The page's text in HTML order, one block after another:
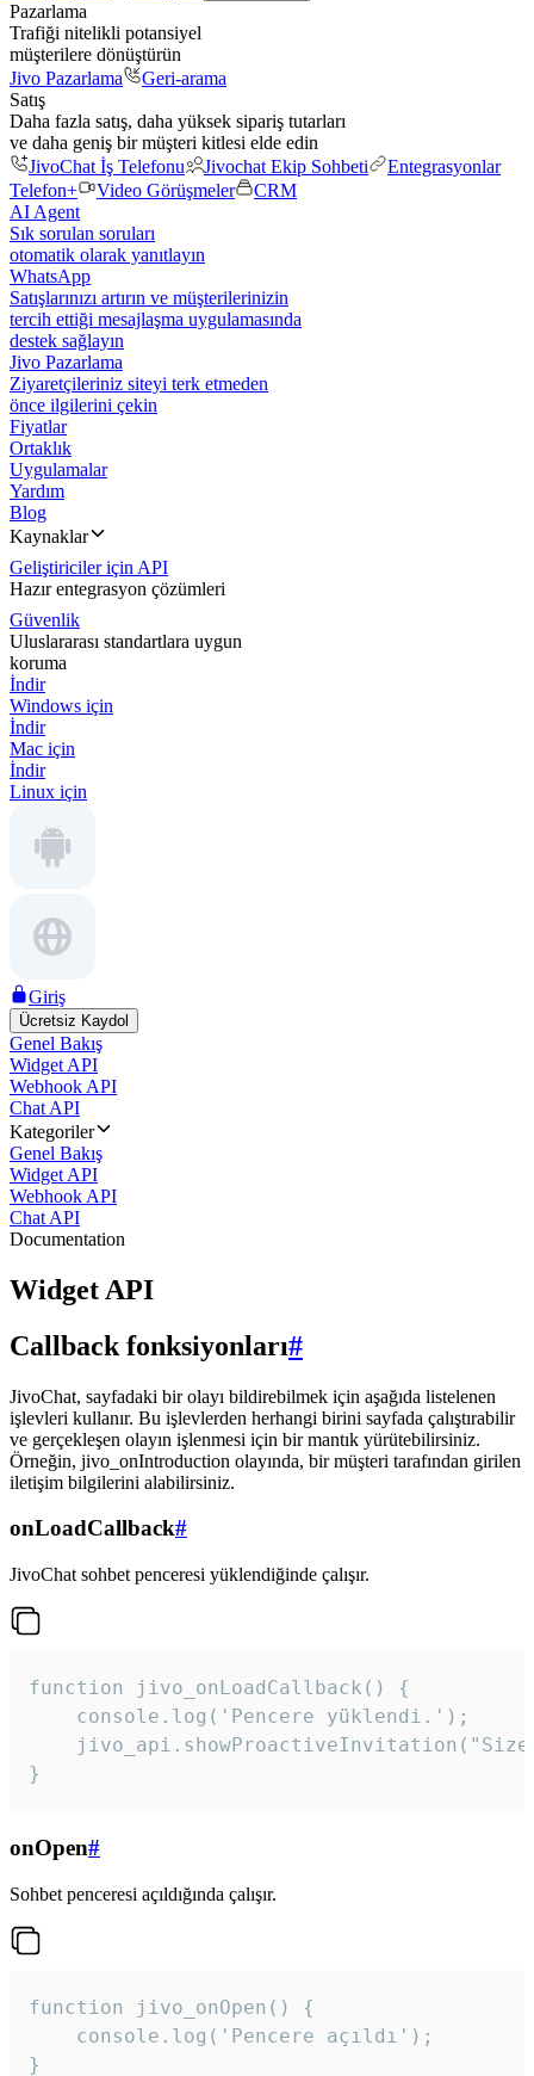
Pazarlama
Trafiği nitelikli potansiyel
müşterilere dönüştürün
Jivo Pazarlama
Geri-arama
Satış
Daha fazla satış, daha yüksek sipariş tutarları
ve daha geniş bir müşteri kitlesi elde edin
JivoChat İş Telefonu
Jivochat Ekip Sohbeti
Entegrasyonlar
Telefon+
Video Görüşmeler
CRM
AI Agent
Sık sorulan soruları
otomatik olarak yanıtlayın
WhatsApp
Satışlarınızı artırın ve müşterilerinizin
tercih ettiği mesajlaşma uygulamasında
destek sağlayın
Jivo Pazarlama
Ziyaretçileriniz siteyi terk etmeden
önce ilgilerini çekin
Fiyatlar
Ortaklık
Uygulamalar
Yardım
Blog
Kaynaklar
Geliştiriciler için API
Hazır entegrasyon çözümleri
Güvenlik
Uluslararası standartlara uygun
koruma
İndir
Windows için
İndir
Mac için
İndir
Linux için
Giriş
Ücretsiz Kaydol
Genel Bakış
Widget API
Webhook API
Chat API
Kategoriler
Genel Bakış
Widget API
Webhook API
Chat API
Documentation
Widget API
Callback fonksiyonları#
JivoChat, sayfadaki bir olayı bildirebilmek için aşağıda listelenen
işlevleri kullanır. Bu işlevlerden herhangi birini sayfada çalıştırabilir
ve gerçekleşen olayın işlenmesi için bir mantık yürütebilirsiniz.
Örneğin, jivo_onIntroduction olayında, bir müşteri tarafından girilen
iletişim bilgilerini alabilirsiniz.
onLoadCallback#
JivoChat sohbet penceresi yüklendiğinde çalışır.
function jivo_onLoadCallback() {
    console.log('Pencere yüklendi.');
}
onOpen#
Sohbet penceresi açıldığında çalışır.
function jivo_onOpen() {
    console.log('Pencere açıldı');
}